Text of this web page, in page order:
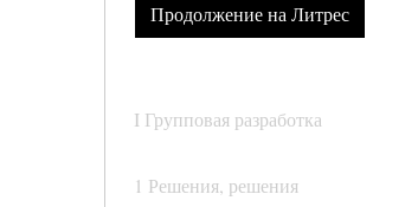
Продолжение на Литрес
I Групповая разработка
1 Решения, решения